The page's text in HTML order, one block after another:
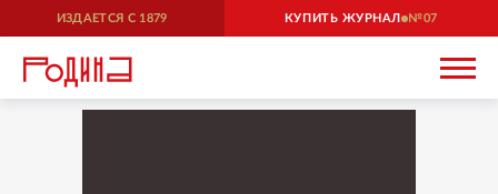
ИЗДАЕТСЯ С 1879 КУПИТЬ ЖУРНАЛ 07